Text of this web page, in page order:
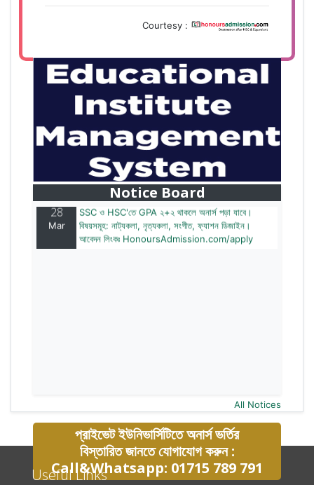
Courtesy :
Notice Board
বাজেটের মধ্যে প্রাইভেট ইউনিভার্সিটিতে অনার্স পড়ার সুযোগ।
২০টির অধিক বিষয়, ৪ বছরে মোট খরচ ২ লক্ষ থেকে ৫ লক্ষ টাকা।
আবেদন লিংকঃ HonoursAdmission.com/apply
28
Mar
SSC ও HSC'তে GPA ২+২ থাকলে অনার্স পড়া যাবে।
বিষয়সমূহ: নাট্যকলা, নৃত্যকলা, সংগীত, ফ্যাশন ডিজাইন।
আবেদন লিংকঃ HonoursAdmission.com/apply
All Notices
প্রাইভেট ইউনিভার্সিটিতে অনার্স ভর্তির
বিস্তারিত জানতে যোগাযোগ করুন :
Call&Whatsapp: 01715 789 791
Useful Links